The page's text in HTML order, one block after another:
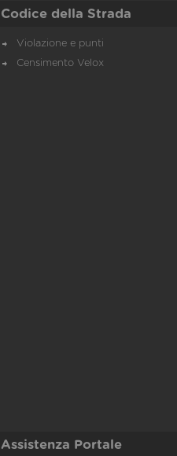
Codice della Strada
Violazione e punti
Censimento Velox
Assistenza Portale